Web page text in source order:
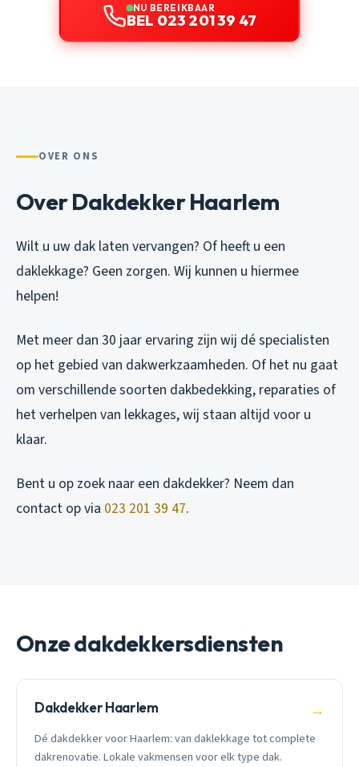
NU BEREIKBAAR
BEL 023 201 39 47
OVER ONS
Over Dakdekker Haarlem
Wilt u uw dak laten vervangen? Of heeft u een
daklekkage? Geen zorgen. Wij kunnen u hiermee
helpen!
Met meer dan 30 jaar ervaring zijn wij dé specialisten
op het gebied van dakwerkzaamheden. Of het nu gaat
om verschillende soorten dakbedekking, reparaties of
het verhelpen van lekkages, wij staan altijd voor u
klaar.
Bent u op zoek naar een dakdekker? Neem dan
contact op via 023 201 39 47.
Onze dakdekkersdiensten
Dakdekker Haarlem →
Dé dakdekker voor Haarlem: van daklekkage tot complete
dakrenovatie. Lokale vakmensen voor elk type dak.